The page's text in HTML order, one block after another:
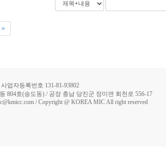
»
업자등록번호 131-81-93802
804호(송도동) / 공장 충남 당진군 정미면 회천로 556-17
/ Copyright @ KOREA MIC All right reserved